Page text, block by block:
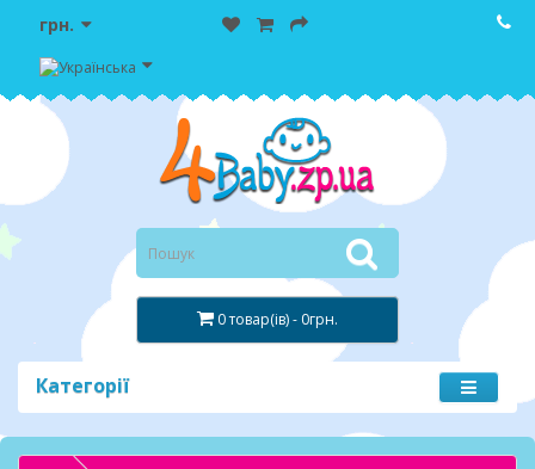
грн.
0 товар(ів) - 0грн.
Категорії